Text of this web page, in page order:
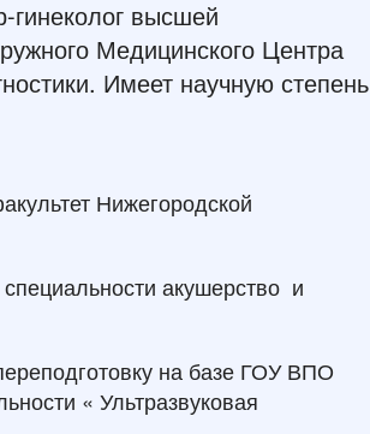
высшей
Медицинского Центра
Имеет научную степень
Нижегородской
акушерство и
на базе ГОУ ВПО
« Ультразвуковая